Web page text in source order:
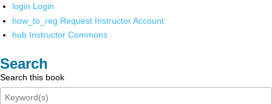
login Login
how_to_reg Request Instructor Account
hub Instructor Commons
Search
Search this book